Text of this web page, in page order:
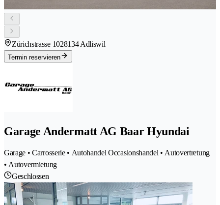
Zürichstrasse 1028134 Adliswil
Termin reservieren
Garage Andermatt AG Baar Hyundai
Garage • Carrosserie • Autohandel Occasionshandel • Autovertretung
• Autovermietung
Geschlossen